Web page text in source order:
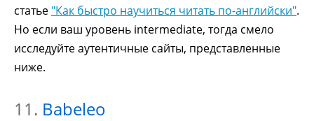
статье "Как быстро научиться читать по-английски".
Но если ваш уровень intermediate, тогда смело
исследуйте аутентичные сайты, представленные
ниже.
11. Babeleo